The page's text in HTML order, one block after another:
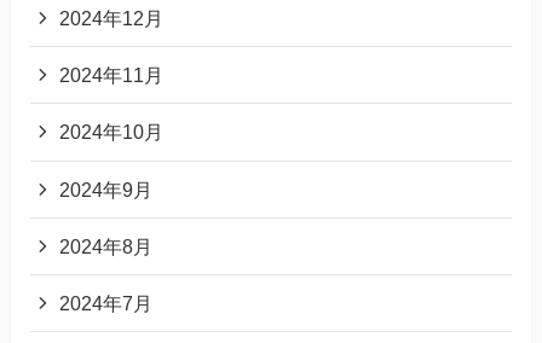
2024年12月
2024年11月
2024年10月
2024年9月
2024年8月
2024年7月